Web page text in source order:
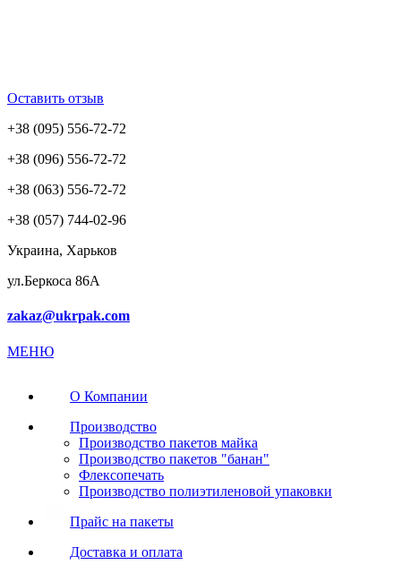
Оставить отзыв
+38 (095) 556-72-72
+38 (096) 556-72-72
+38 (063) 556-72-72
+38 (057) 744-02-96
Украина, Харьков
ул.Беркоса 86А
zakaz@ukrpak.com
МЕНЮ
О Компании
Производство
Производство пакетов майка
Производство пакетов "банан"
Флексопечать
Производство полиэтиленовой упаковки
Прайс на пакеты
Доставка и оплата